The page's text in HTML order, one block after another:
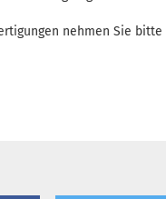
nehmen Sie